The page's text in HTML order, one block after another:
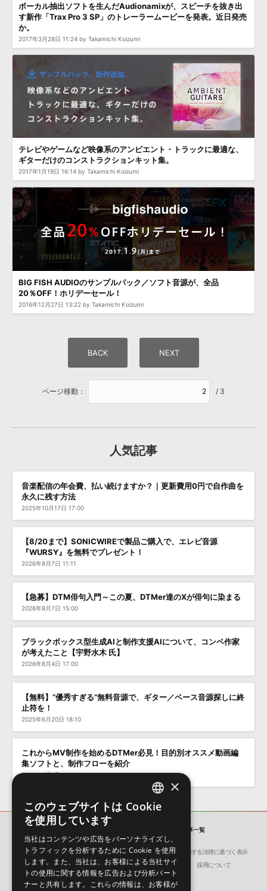
ボーカル抽出ソフトを生んだAudionamixが、スピーチを抜き出
す新作「Trax Pro 3 SP」のトレーラームービーを発表。近日発売
か。
2017年3月28日 11:24 by Takamichi Koizumi
テレビやゲームなど映像系のアンビエント・トラックに最適な、
ギターだけのコンストラクションキット集。
2017年1月19日 16:14 by Takamichi Koizumi
BIG FISH AUDIOのサンプルパック／ソフト音源が、全品
20％OFF！ホリデーセール！
2016年12月27日 13:22 by Takamichi Koizumi
ページ移動： / 3
人気記事
音楽配信の年会費、払い続けますか？｜更新費用0円で自作曲を
永久に残す方法
2025年10月17日 17:00
【8/20まで】SONICWIREで製品ご購入で、エレピ音源
『WURSY』を無料でプレゼント！
2026年8月7日 11:11
【急募】DTM俳句入門～この夏、DTMer達のXが俳句に染まる
2026年8月7日 15:00
ブラックボックス型生成AIと制作支援AIについて、コンペ作家
が考えたこと【宇野水木 氏】
2026年8月4日 17:00
【無料】“優秀すぎる”無料音源で、ギター／ベース音源探しに終
止符を！
2025年6月20日 18:10
これからMV制作を始めるDTMer必見！目的別オススメ動画編
集ソフトと、制作フローを紹介
2024年4月1日 11:00
「映像」の記事一覧
会社概要 環境保護（CSR）への取り組み
特定商取引に関する法律に基づく表示
サイト動作環境
利用規約 個人情報の保護について 採用について
ENGLISH
×
このウェブサイトは Cookie
を使用しています
当社はコンテンツや広告をパーソナライズし、
トラフィックを分析するために Cookie を使用
します。また、当社は、お客様による当社サイ
トの使用に関する情報を広告および分析パート
ナーと共有します。これらの情報は、お客様が